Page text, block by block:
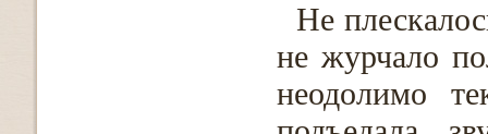
Не
не журчало
неодолимо